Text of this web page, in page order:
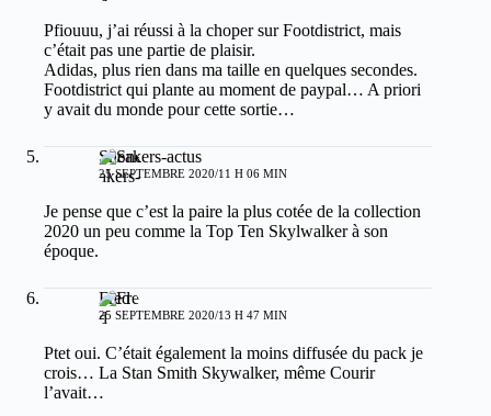
Pfiouuu, j’ai réussi à la choper sur Footdistrict, mais
c’était pas une partie de plaisir.
Adidas, plus rien dans ma taille en quelques secondes.
Footdistrict qui plante au moment de paypal… A priori
y avait du monde pour cette sortie…
Sneakers-actus
25 SEPTEMBRE 2020/11 H 06 MIN
Je pense que c’est la paire la plus cotée de la collection
2020 un peu comme la Top Ten Skylwalker à son
époque.
Fred
25 SEPTEMBRE 2020/13 H 47 MIN
Ptet oui. C’était également la moins diffusée du pack je
crois… La Stan Smith Skywalker, même Courir
l’avait…